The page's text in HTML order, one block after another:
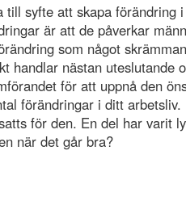
till syfte att skapa förändring
är att de påverkar
som något
handlar nästan uteslutande
för att uppnå den
förändringar i ditt arbetsliv.
för den. En del har varit
när det går bra?